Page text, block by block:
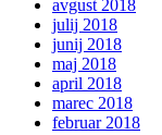
avgust 2018
julij 2018
junij 2018
maj 2018
april 2018
marec 2018
februar 2018